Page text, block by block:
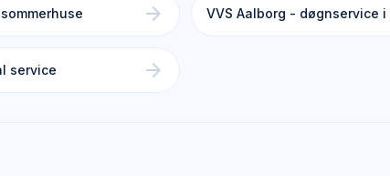
arrow_forward VVS Aalborg - døgnservice
service arrow_forward